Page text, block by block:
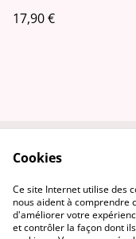
17,90 €
Politique
Cookies
Ce site Internet utilise des
nous aident à comprendre
d'améliorer votre
et contrôler la façon dont